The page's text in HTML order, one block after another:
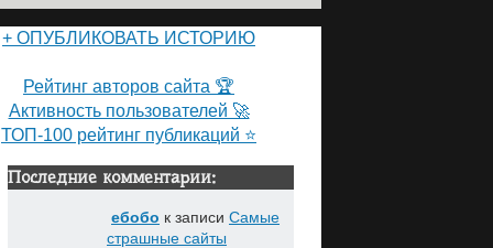
+ ОПУБЛИКОВАТЬ ИСТОРИЮ
Рейтинг авторов сайта 🏆
Активность пользователей 🚀
ТОП-100 рейтинг публикаций ⭐
Последние комментарии:
ебобо к записи Самые
страшные сайты